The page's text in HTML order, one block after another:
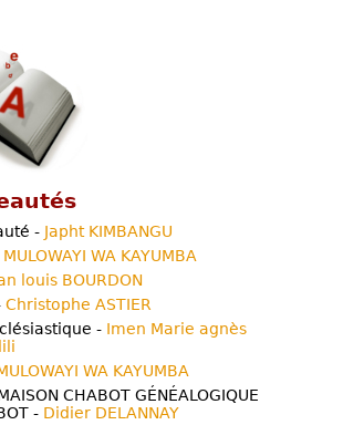
- Japht KIMBANGU
WA KAYUMBA
louis BOURDON
Christophe ASTIER
- Imen Marie agnès
WA KAYUMBA
CHABOT GÉNÉALOGIQUE
- Didier DELANNAY